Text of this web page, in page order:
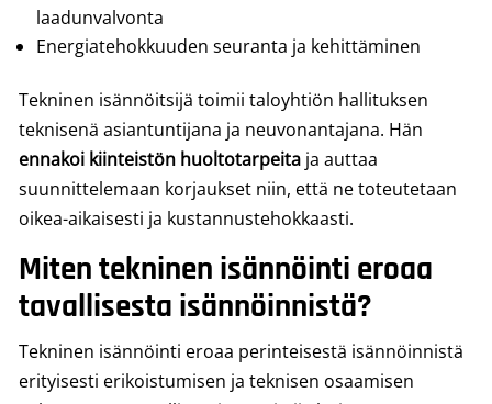
laadunvalvonta
Energiatehokkuuden seuranta ja kehittäminen
Tekninen isännöitsijä toimii taloyhtiön hallituksen
teknisenä asiantuntijana ja neuvonantajana. Hän
ennakoi kiinteistön huoltotarpeita ja auttaa
suunnittelemaan korjaukset niin, että ne toteutetaan
oikea-aikaisesti ja kustannustehokkaasti.
Miten tekninen isännöinti eroaa
tavallisesta isännöinnistä?
Tekninen isännöinti eroaa perinteisestä isännöinnistä
erityisesti erikoistumisen ja teknisen osaamisen